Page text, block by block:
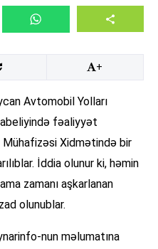
+
Avtomobil Yolları
fəaliyyət
Mühafizəsi Xidmətində bir
İddia olunur ki, həmin
zamanı aşkarlanan
olunublar.
nun məlumatına